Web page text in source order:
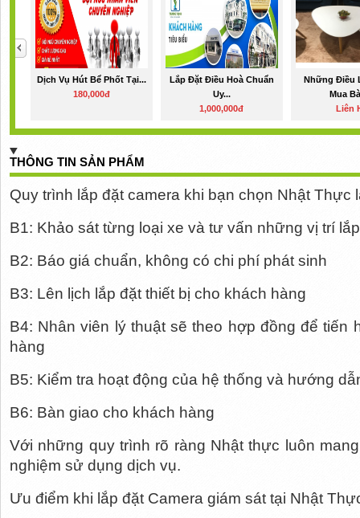
Dịch Vụ Hút Bể Phốt Tại...
180,000đ
Lắp Đặt Điều Hoà Chuẩn
Uy...
1,000,000đ
Những Điều
Mua
Liên
THÔNG TIN SẢN PHẨM
Quy trình lắp đặt camera khi bạn chọn Nhật Thực
B1: Khảo sát từng loại xe và tư vấn những vị trí
B2: Báo giá chuẩn, không có chi phí phát sinh
B3: Lên lịch lắp đặt thiết bị cho khách hàng
B4: Nhân viên lý thuật sẽ theo hợp đồng để tiến
hàng
B5: Kiểm tra hoạt động của hệ thống và hướng
B6: Bàn giao cho khách hàng
Với những quy trình rõ ràng Nhật thực luôn
nghiệm sử dụng dịch vụ.
Ưu điểm khi lắp đặt Camera giám sát tại Nhật